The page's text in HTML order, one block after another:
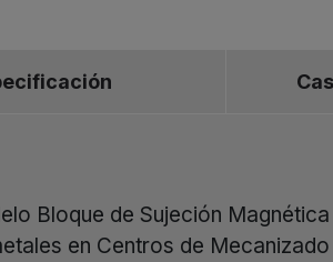
Bloque de Sujeción Magnética
en Centros de